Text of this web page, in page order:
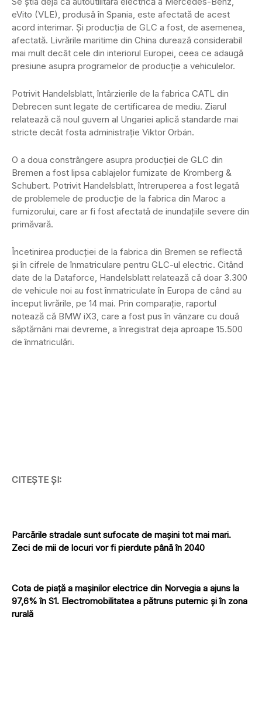
eVito (VLE), produsă în Spania, este afectată de acest
acord interimar. Și producția de GLC a fost, de asemenea,
afectată. Livrările maritime din China durează considerabil
mai mult decât cele din interiorul Europei, ceea ce adaugă
presiune asupra programelor de producție a vehiculelor.
Potrivit Handelsblatt, întârzierile de la fabrica CATL din
Debrecen sunt legate de certificarea de mediu. Ziarul
relatează că noul guvern al Ungariei aplică standarde mai
stricte decât fosta administrație Viktor Orbán.
O a doua constrângere asupra producției de GLC din
Bremen a fost lipsa cablajelor furnizate de Kromberg &
Schubert. Potrivit Handelsblatt, întreruperea a fost legată
de problemele de producție de la fabrica din Maroc a
furnizorului, care ar fi fost afectată de inundațiile severe din
primăvară.
Încetinirea producției de la fabrica din Bremen se reflectă
și în cifrele de înmatriculare pentru GLC-ul electric. Citând
date de la Dataforce, Handelsblatt relatează că doar 3.300
de vehicule noi au fost înmatriculate în Europa de când au
început livrările, pe 14 mai. Prin comparație, raportul
notează că BMW iX3, care a fost pus în vânzare cu două
săptămâni mai devreme, a înregistrat deja aproape 15.500
de înmatriculări.
CITEȘTE ȘI:
Parcările stradale sunt sufocate de mașini tot mai mari.
Zeci de mii de locuri vor fi pierdute până în 2040
Cota de piață a mașinilor electrice din Norvegia a ajuns la
97,6% în S1. Electromobilitatea a pătruns puternic și în zona
rurală